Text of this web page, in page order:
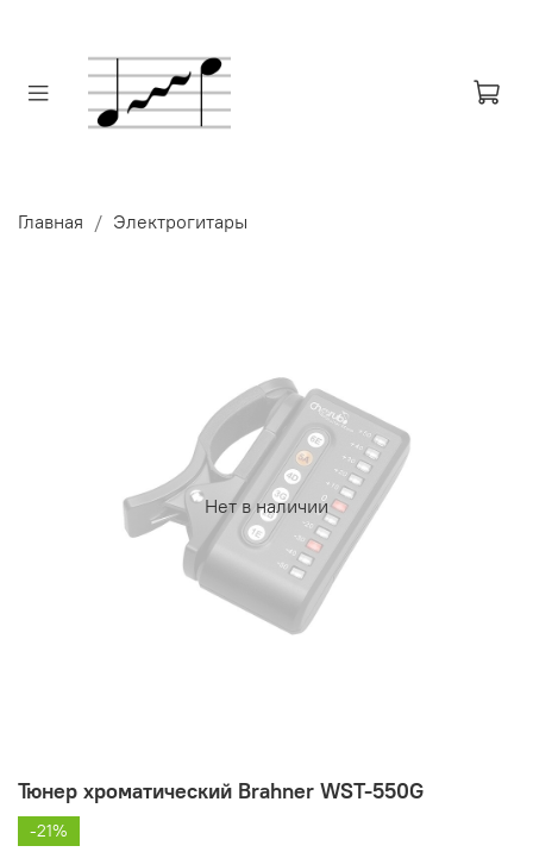
Главная Электрогитары
Нет в наличии
Тюнер хроматический Brahner WST-550G
-21%